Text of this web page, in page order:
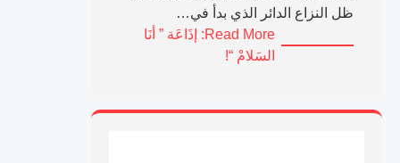
ظل النزاع الدائر الذي بدأ في…
Read More: إذَاعَة ” أنَا
السَلامْ “!